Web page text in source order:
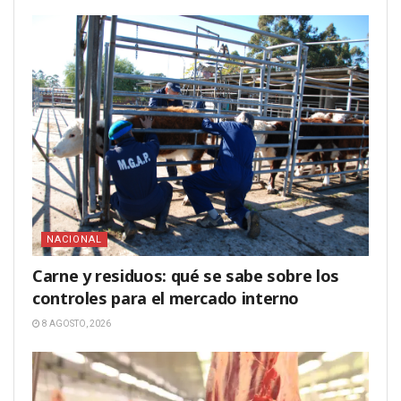
NACIONAL
Carne y residuos: qué se sabe sobre los
controles para el mercado interno
8 AGOSTO, 2026